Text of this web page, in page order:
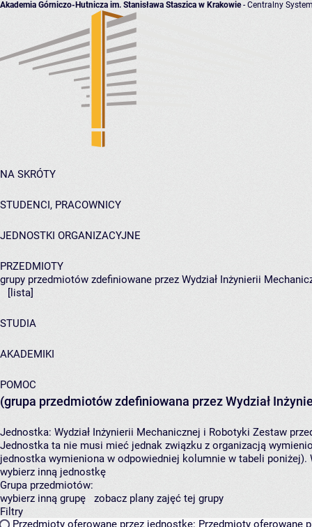
Akademia Górniczo-Hutnicza im. Stanisława Staszica w Krakowie- Centralny
NA SKRÓTY
STUDENCI, PRACOWNICY
JEDNOSTKI ORGANIZACYJNE
PRZEDMIOTY
grupy przedmiotów zdefiniowane przez Wydział Inżynierii
[lista]
STUDIA
AKADEMIKI
POMOC
(grupa przedmiotów zdefiniowana przez Wydział
Jednostka: Wydział Inżynierii Mechanicznej i Robotyki Zestaw
Jednostka ta nie musi mieć jednak związku z organizacją
jednostka wymieniona w odpowiedniej kolumnie w tabeli
wybierz inną jednostkę
Grupa przedmiotów:
wybierz inną grupę
zobacz plany zajęć tej grupy
Filtry
Przedmioty oferowane przez jednostkę: Przedmioty oferowane